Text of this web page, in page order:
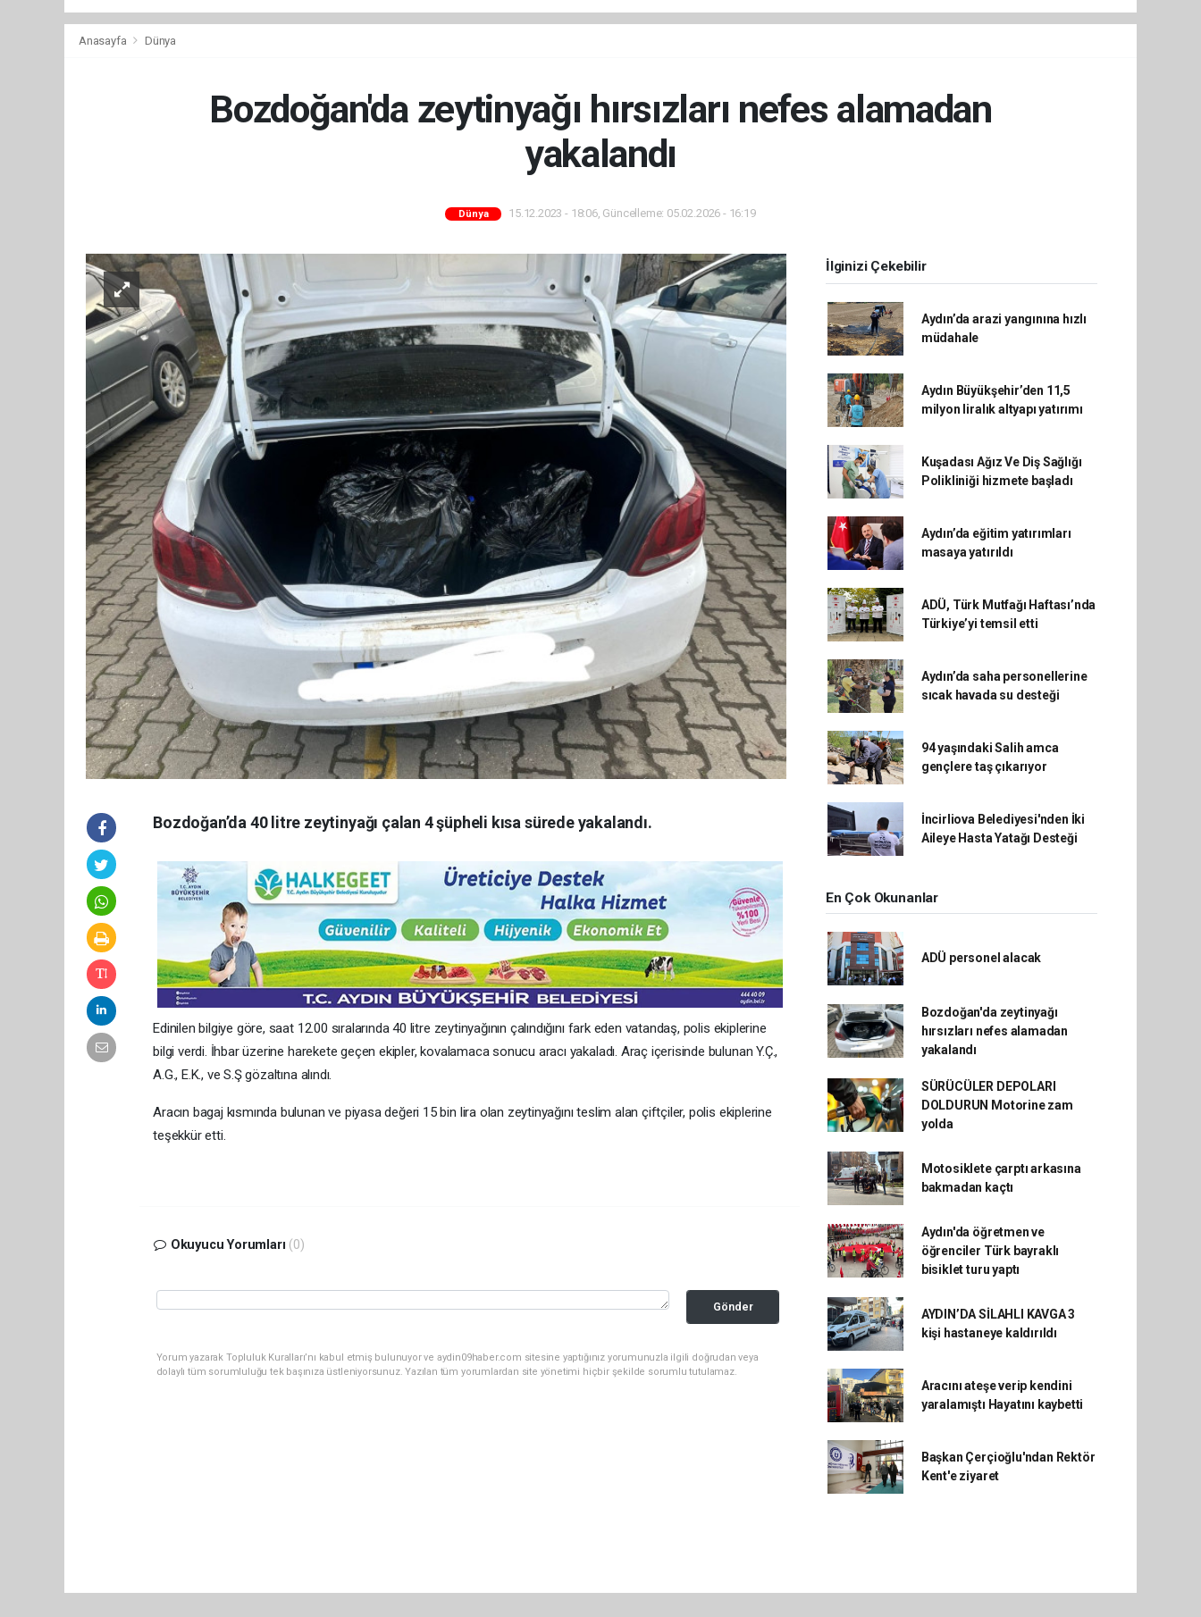
Anasayfa Dünya
Bozdoğan'da zeytinyağı hırsızları nefes alamadan
yakalandı
Dünya 15.12.2023 - 18:06, Güncelleme: 05.02.2026 - 16:19
Bozdoğan’da 40 litre zeytinyağı çalan 4 şüpheli kısa sürede yakalandı.
Edinilen bilgiye göre, saat 12.00 sıralarında 40 litre zeytinyağının çalındığını fark eden vatandaş, polis ekiplerine
bilgi verdi. İhbar üzerine harekete geçen ekipler, kovalamaca sonucu aracı yakaladı. Araç içerisinde bulunan Y.Ç.,
A.G., E.K., ve S.Ş gözaltına alındı.
Aracın bagaj kısmında bulunan ve piyasa değeri 15 bin lira olan zeytinyağını teslim alan çiftçiler, polis ekiplerine
teşekkür etti.
Okuyucu Yorumları (0)
Gönder
Yorum yazarak Topluluk Kuralları’nı kabul etmiş bulunuyor ve aydin09haber.com sitesine yaptığınız yorumunuzla ilgili doğrudan veya
dolaylı tüm sorumluluğu tek başınıza üstleniyorsunuz. Yazılan tüm yorumlardan site yönetimi hiçbir şekilde sorumlu tutulamaz.
İlginizi Çekebilir
Aydın’da arazi yangınına hızlı
müdahale
Aydın Büyükşehir’den 11,5
milyon liralık altyapı yatırımı
Kuşadası Ağız Ve Diş Sağlığı
Polikliniği hizmete başladı
Aydın’da eğitim yatırımları
masaya yatırıldı
ADÜ, Türk Mutfağı Haftası’nda
Türkiye’yi temsil etti
Aydın’da saha personellerine
sıcak havada su desteği
94 yaşındaki Salih amca
gençlere taş çıkarıyor
İncirliova Belediyesi'nden İki
Aileye Hasta Yatağı Desteği
En Çok Okunanlar
ADÜ personel alacak
Bozdoğan'da zeytinyağı
hırsızları nefes alamadan
yakalandı
SÜRÜCÜLER DEPOLARI
DOLDURUN Motorine zam
yolda
Motosiklete çarptı arkasına
bakmadan kaçtı
Aydın'da öğretmen ve
öğrenciler Türk bayraklı
bisiklet turu yaptı
AYDIN’DA SİLAHLI KAVGA 3
kişi hastaneye kaldırıldı
Aracını ateşe verip kendini
yaralamıştı Hayatını kaybetti
Başkan Çerçioğlu'ndan Rektör
Kent'e ziyaret